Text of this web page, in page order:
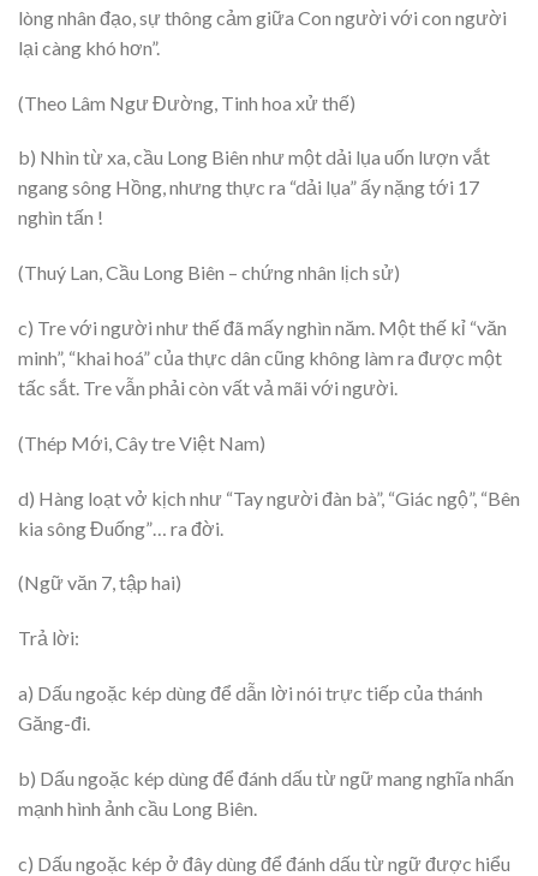
lòng nhân đạo, sự thông cảm giữa Con người với con người
lại càng khó hơn”.
(Theo Lâm Ngư Đường, Tinh hoa xử thế)
b) Nhìn từ xa, cầu Long Biên như một dải lụa uốn lượn vắt
ngang sông Hồng, nhưng thực ra “dải lụa” ấy nặng tới 17
nghìn tấn !
(Thuý Lan, Cầu Long Biên – chứng nhân lịch sử)
c) Tre với người như thế đã mấy nghìn năm. Một thế kỉ “văn
minh”, “khai hoá” của thực dân cũng không làm ra được một
tấc sắt. Tre vẫn phải còn vất vả mãi với người.
(Thép Mới, Cây tre Việt Nam)
d) Hàng loạt vở kịch như “Tay người đàn bà”, “Giác ngộ”, “Bên
kia sông Đuống”… ra đời.
(Ngữ văn 7, tập hai)
Trả lời:
a) Dấu ngoặc kép dùng để dẫn lời nói trực tiếp của thánh
Găng-đi.
b) Dấu ngoặc kép dùng để đánh dấu từ ngữ mang nghĩa nhấn
mạnh hình ảnh cầu Long Biên.
c) Dấu ngoặc kép ở đây dùng để đánh dấu từ ngữ được hiểu